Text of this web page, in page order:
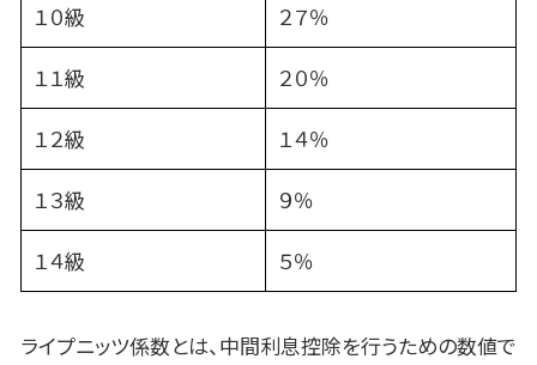
１０級 ２７％
１１級 ２０％
１２級 １４％
１３級 ９％
１４級 ５％
ライプニッツ係数とは、中間利息控除を行うための数値で